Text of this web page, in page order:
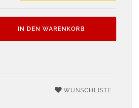
IN DEN WARENKORB
WUNSCHLISTE